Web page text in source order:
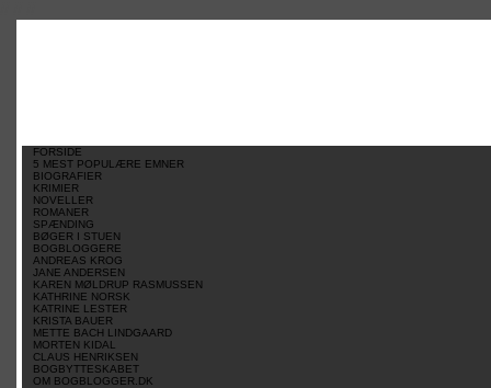
FORSIDE
5 MEST POPULÆRE EMNER
BIOGRAFIER
KRIMIER
NOVELLER
ROMANER
SPÆNDING
BØGER I STUEN
BOGBLOGGERE
ANDREAS KROG
JANE ANDERSEN
KAREN MØLDRUP RASMUSSEN
KATHRINE NORSK
KATRINE LESTER
KRISTA BAUER
METTE BACH LINDGAARD
MORTEN KIDAL
CLAUS HENRIKSEN
BOGBYTTESKABET
OM BOGBLOGGER.DK